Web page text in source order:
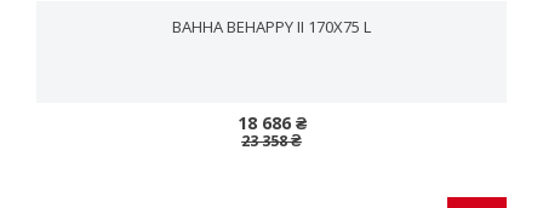
ВАННА BEHAPPY II 170X75 L
18 686 ₴
23 358 ₴